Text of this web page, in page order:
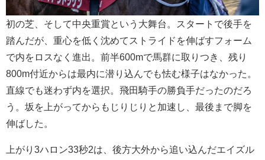
初の芝、そして中央重賞という大舞台。スタートで後手を
踏んだが、重心を低く沈めてストライドを伸ばすフォーム
で内をロスなく進出。前半600mで馬群に取りつき、残り
800m付近からは最内に潜り込んでも怯む様子はなかった。
直線でも迷わず内を選択。飛田騎手の勝負手だったのだろ
う。坂を上がってからもじりじりと加速し、最後まで脚を
伸ばした。
上がり3ハロン33秒2は、後方大外から追い込んだエイズル